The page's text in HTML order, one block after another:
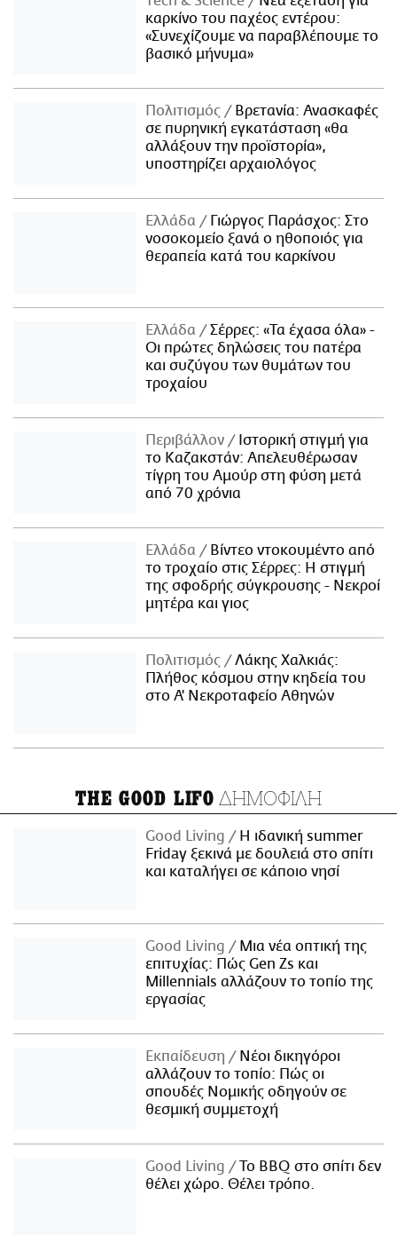
καρκίνο του παχέος εντέρου:
«Συνεχίζουμε να παραβλέπουμε το
βασικό μήνυμα»
Πολιτισμός
Βρετανία: Ανασκαφές
σε πυρηνική εγκατάσταση «θα
αλλάξουν την προϊστορία»,
υποστηρίζει αρχαιολόγος
Ελλάδα
Γιώργος Παράσχος: Στο
νοσοκομείο ξανά ο ηθοποιός για
θεραπεία κατά του καρκίνου
Ελλάδα
Σέρρες: «Τα έχασα όλα» -
Οι πρώτες δηλώσεις του πατέρα
και συζύγου των θυμάτων του
τροχαίου
Περιβάλλον
Ιστορική στιγμή για
το Καζακστάν: Απελευθέρωσαν
τίγρη του Αμούρ στη φύση μετά
από 70 χρόνια
Ελλάδα
Βίντεο ντοκουμέντο από
το τροχαίο στις Σέρρες: Η στιγμή
της σφοδρής σύγκρουσης - Νεκροί
μητέρα και γιος
Πολιτισμός
Λάκης Χαλκιάς:
Πλήθος κόσμου στην κηδεία του
στο Α' Νεκροταφείο Αθηνών
THE GOOD LIFO ΔΗΜΟΦΙΛΗ
Good Living
Η ιδανική summer
Friday ξεκινά με δουλειά στο σπίτι
και καταλήγει σε κάποιο νησί
Good Living
Μια νέα οπτική της
επιτυχίας: Πώς Gen Zs και
Millennials αλλάζουν το τοπίο της
εργασίας
Εκπαίδευση
Νέοι δικηγόροι
αλλάζουν το τοπίο: Πώς οι
σπουδές Νομικής οδηγούν σε
θεσμική συμμετοχή
Good Living
Το BBQ στο σπίτι δεν
θέλει χώρο. Θέλει τρόπο.